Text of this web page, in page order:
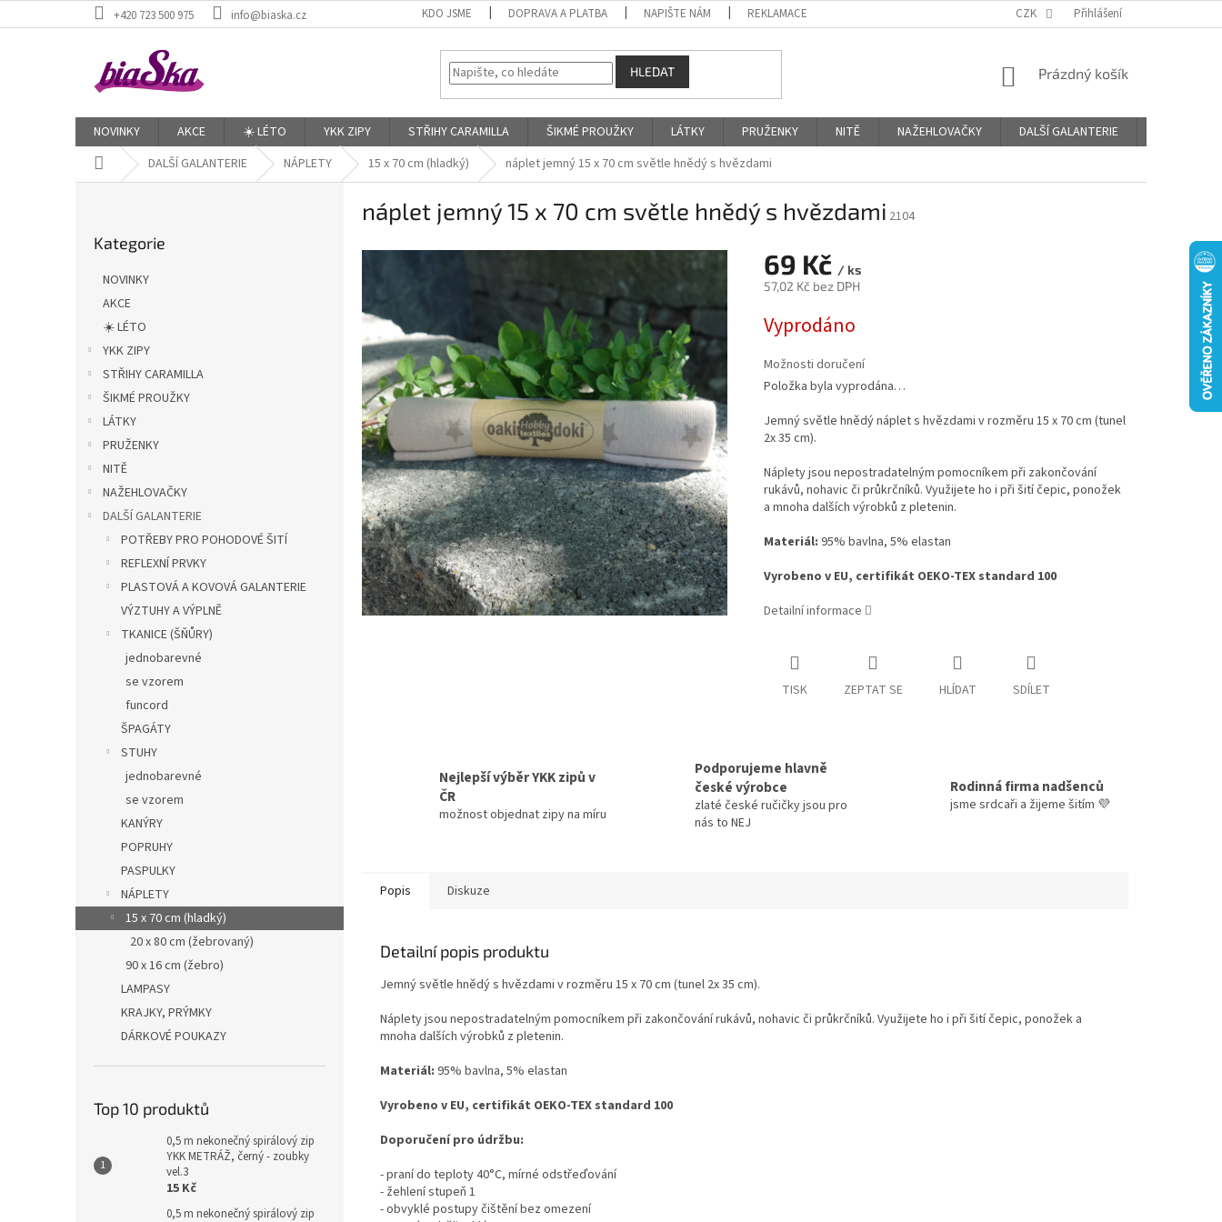
na
+420 723 500 975 info@biaska.cz KDO JSME DOPRAVA A PLATBA NAPIŠTE NÁM REKLAMACE PODMÍNKY OCHRANY OSOBNÍCH ÚDAJŮ
CZK Přihlášení
HLEDAT
NÁKUPNÍ
Prázdný košík
NOVINKY AKCE ☀️ LÉTO YKK ZIPY STŘIHY CARAMILLA ŠIKMÉ PROUŽKY LÁTKY PRUŽENKY NITĚ NAŽEHLOVAČKY DALŠÍ GALANTERIE
Domů DALŠÍ GALANTERIE NÁPLETY 15 x 70 cm (hladký) náplet jemný 15 x 70 cm světle hnědý s hvězdami
kategorie
Kategorie
NOVINKY
AKCE
☀️ LÉTO
YKK ZIPY
STŘIHY CARAMILLA
ŠIKMÉ PROUŽKY
LÁTKY
PRUŽENKY
NITĚ
NAŽEHLOVAČKY
DALŠÍ GALANTERIE
POTŘEBY PRO POHODOVÉ ŠITÍ
REFLEXNÍ PRVKY
PLASTOVÁ A KOVOVÁ GALANTERIE
VÝZTUHY A VÝPLNĚ
TKANICE (ŠŇŮRY)
jednobarevné
se vzorem
funcord
ŠPAGÁTY
STUHY
jednobarevné
se vzorem
KANÝRY
POPRUHY
PASPULKY
NÁPLETY
15 x 70 cm (hladký)
20 x 80 cm (žebrovaný)
90 x 16 cm (žebro)
LAMPASY
KRAJKY, PRÝMKY
DÁRKOVÉ POUKAZY
Top 10 produktů
0,5 m nekonečný spirálový zip
YKK METRÁŽ, černý - zoubky
vel.3
15 Kč
0,5 m nekonečný spirálový zip
náplet jemný 15 x 70 cm světle hnědý s hvězdami 2104
69 Kč / ks
57,02 Kč bez DPH
cena:
Vyprodáno
Možnosti doručení
Položka byla vyprodána…
Jemný světle hnědý náplet s hvězdami v rozměru 15 x 70 cm (tunel
2x 35 cm).
Náplety jsou nepostradatelným pomocníkem při zakončování
rukávů, nohavic či průkrčníků. Využijete ho i při šití čepic, ponožek
a mnoha dalších výrobků z pletenin.
Materiál: 95% bavlna, 5% elastan
Vyrobeno v EU, certifikát OEKO-TEX standard 100
Detailní informace
TISK ZEPTAT SE HLÍDAT SDÍLET
Nejlepší výběr YKK zipů v
ČR
možnost objednat zipy na míru
Podporujeme hlavně
české výrobce
zlaté české ručičky jsou pro
nás to NEJ
Rodinná firma nadšenců
jsme srdcaři a žijeme šitím 💜
Popis Diskuze
Detailní popis produktu
Jemný světle hnědý s hvězdami v rozměru 15 x 70 cm (tunel 2x 35 cm).
Náplety jsou nepostradatelným pomocníkem při zakončování rukávů, nohavic či průkrčníků. Využijete ho i při šití čepic, ponožek a
mnoha dalších výrobků z pletenin.
Materiál: 95% bavlna, 5% elastan
Vyrobeno v EU, certifikát OEKO-TEX standard 100
Doporučení pro údržbu:
- praní do teploty 40°C, mírné odstřeďování
- žehlení stupeň 1
- obvyklé postupy čištění bez omezení